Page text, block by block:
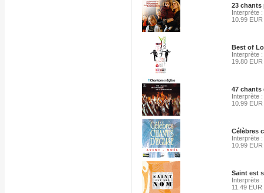
23 chants
Interprète
10.99 EUR
Best of
Interprète
19.80 EUR
47 chants
Interprète
10.99 EUR
Célèbres
Interprète
10.99 EUR
Saint est
Interprète
11.49 EUR